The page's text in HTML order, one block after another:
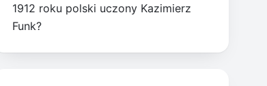
1912 roku polski uczony Kazimierz
Funk?